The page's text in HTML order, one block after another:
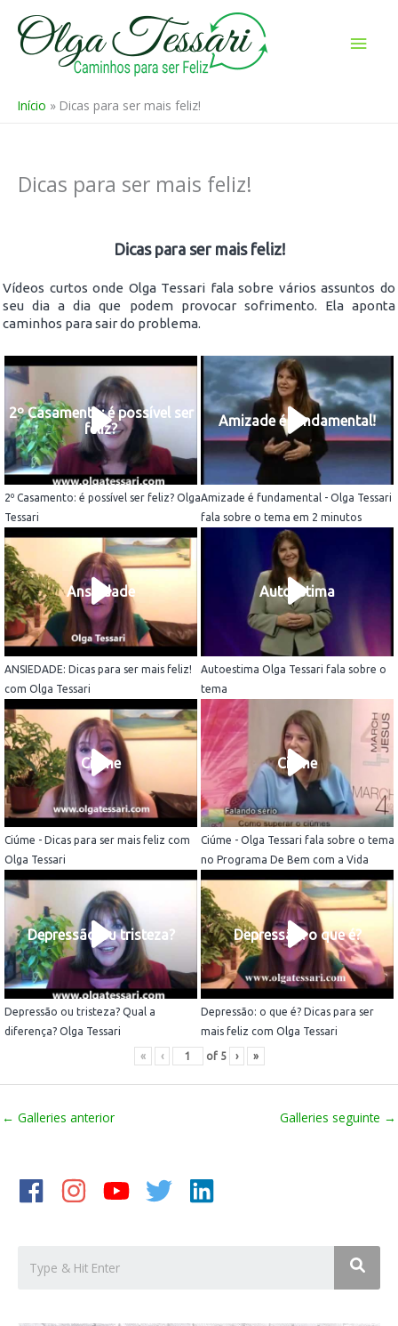
para
Início Dicas para ser mais feliz!
Dicas para ser mais feliz!
Dicas para ser mais feliz!
Vídeos curtos onde Olga Tessari fala sobre vários assuntos do
seu dia a dia que podem provocar sofrimento. Ela aponta
caminhos para sair do problema.
2º Casamento: é possível ser
feliz?
2º Casamento: é possível ser feliz? Olga
Tessari
Amizade é fundamental!
Amizade é fundamental - Olga Tessari
fala sobre o tema em 2 minutos
Ansiedade
ANSIEDADE: Dicas para ser mais feliz!
com Olga Tessari
Autoestima
Autoestima Olga Tessari fala sobre o
tema
Ciúme
Ciúme - Dicas para ser mais feliz com
Olga Tessari
Ciúme
Ciúme - Olga Tessari fala sobre o tema
no Programa De Bem com a Vida
Depressão ou tristeza?
Depressão ou tristeza? Qual a
diferença? Olga Tessari
Depressão: o que é?
Depressão: o que é? Dicas para ser
mais feliz com Olga Tessari
« ‹ of 5 › »
← Galleries anterior Galleries seguinte →